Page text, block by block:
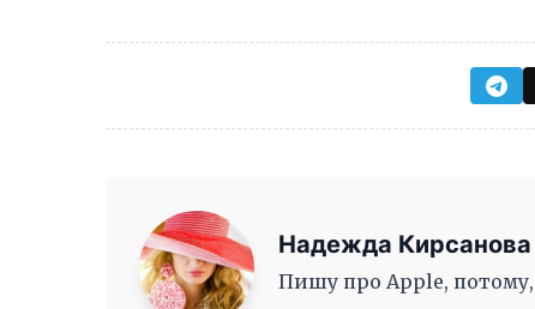
Надежда Кирсанова
Пишу про Apple, потому,